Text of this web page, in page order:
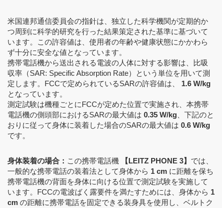
米国連邦通信委員会の指針は、独立した科学機関が定期的か
つ周到に科学的研究を行った結果策定された基準に基づいて
います。この許容値は、使用者の年齢や健康状態にかかわら
ず十分に安全な値となっています。
携帯電話機から送出される電波の人体に対する影響は、比吸
収率（SAR: Specific Absorption Rate）という単位を用いて測
定します。FCCで定められているSARの許容値は、 1.6 W/kg
となっています。
測定試験は機種ごとにFCCが定めた位置で実施され、本携帯
電話機の側頭部におけるSARの最大値は 0.35 W/kg 、下記のと
おりに従って身体に装着した場合のSARの最大値は 0.6 W/kg
です。
身体装着の場合： この携帯電話機 【LEITZ PHONE 3】 では、
一般的な携帯電話の装着法として身体から 1 cm に距離を保ち
携帯電話機の背面を身体に向ける位置で測定試験を実施して
います。FCCの電波ばく露要件を満たすためには、身体から 1
cm の距離に携帯電話を固定できる装身具を使用し、ベルトク